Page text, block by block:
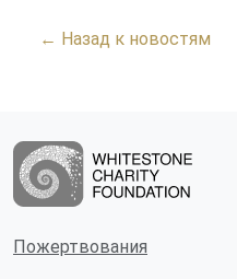
← Назад к новостям
Пожертвования